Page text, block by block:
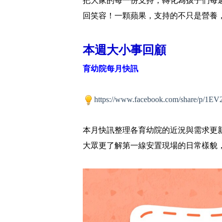
回笑容！一顆蘋果，支持的不只是營
本週大小事回顧
育幼院每月快訊
https://www.facebook.com/share/p/
本月快訊整理各育幼院的近況與需求
大眾更了解第一線安置現場的日常樣貌